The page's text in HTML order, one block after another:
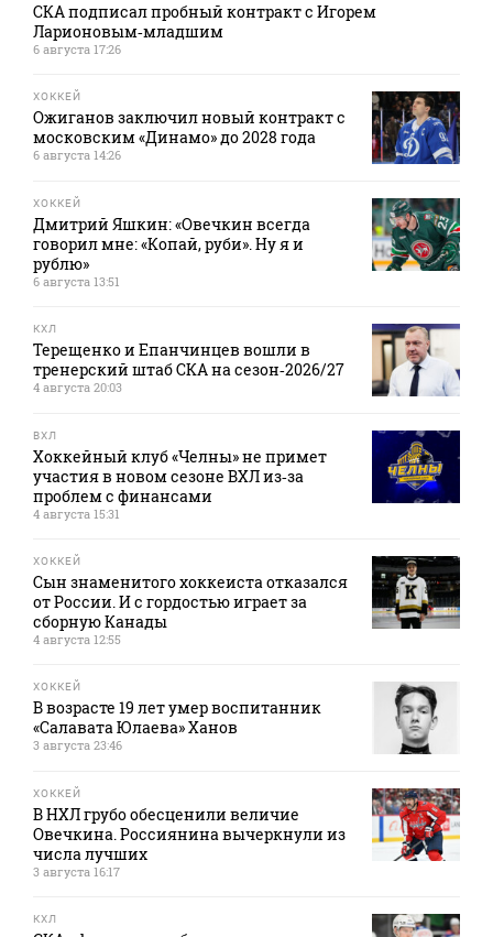
СКА подписал пробный контракт с Игорем
Ларионовым‑младшим
6 августа 17:26
ХОККЕЙ
Ожиганов заключил новый контракт с
московским «Динамо» до 2028 года
6 августа 14:26
ХОККЕЙ
Дмитрий Яшкин: «Овечкин всегда
говорил мне: «Копай, руби». Ну я и
рублю»
6 августа 13:51
КХЛ
Терещенко и Епанчинцев вошли в
тренерский штаб СКА на сезон‑2026/27
4 августа 20:03
ВХЛ
Хоккейный клуб «Челны» не примет
участия в новом сезоне ВХЛ из‑за
проблем с финансами
4 августа 15:31
ХОККЕЙ
Сын знаменитого хоккеиста отказался
от России. И с гордостью играет за
сборную Канады
4 августа 12:55
ХОККЕЙ
В возрасте 19 лет умер воспитанник
«Салавата Юлаева» Ханов
3 августа 23:46
ХОККЕЙ
В НХЛ грубо обесценили величие
Овечкина. Россиянина вычеркнули из
числа лучших
3 августа 16:17
КХЛ